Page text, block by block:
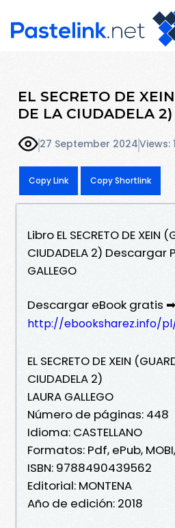
EL SECRETO DE
DE LA CIUDADELA
27 September 2024Views:
Copy Link Copy Shortlink
Libro EL SECRETO DE XEIN
CIUDADELA 2) Descargar
GALLEGO
Descargar eBook gratis ➡
http://ebooksharez.info/
EL SECRETO DE XEIN
CIUDADELA 2)
LAURA GALLEGO
Número de páginas: 448
Idioma: CASTELLANO
Formatos: Pdf, ePub,
ISBN: 9788490439562
Editorial: MONTENA
Año de edición: 2018